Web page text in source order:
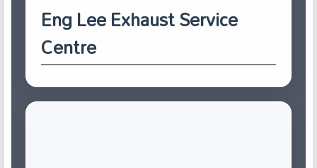
Eng Lee Exhaust Service
Centre